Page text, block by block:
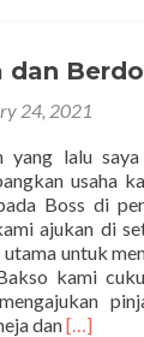
dan
24, 2021
yang lalu
usaha
Boss di
ajukan di
untuk
kami
danRead
[…]